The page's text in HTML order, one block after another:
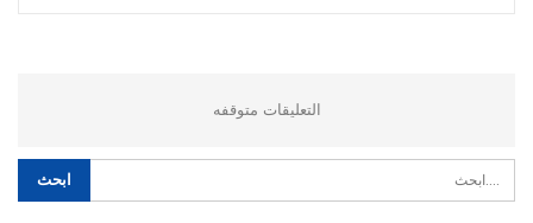
التعليقات متوقفه